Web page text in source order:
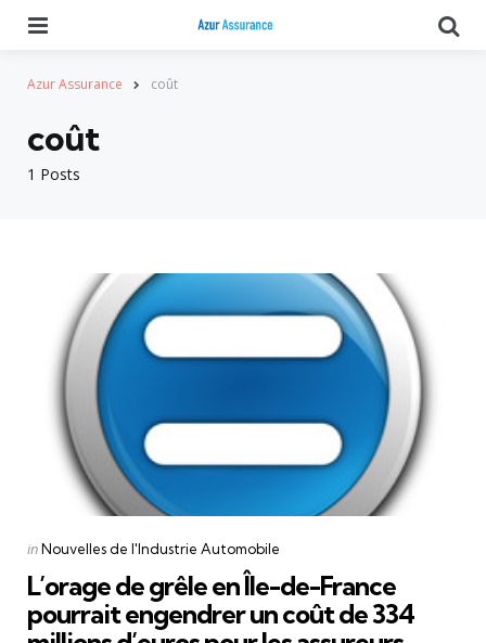
Azur Assurance coût
1 Posts
coût
Categories
Posted
inNouvelles de l'Industrie Automobile
L’orage de grêle en Île-de-France
pourrait engendrer un coût de 334